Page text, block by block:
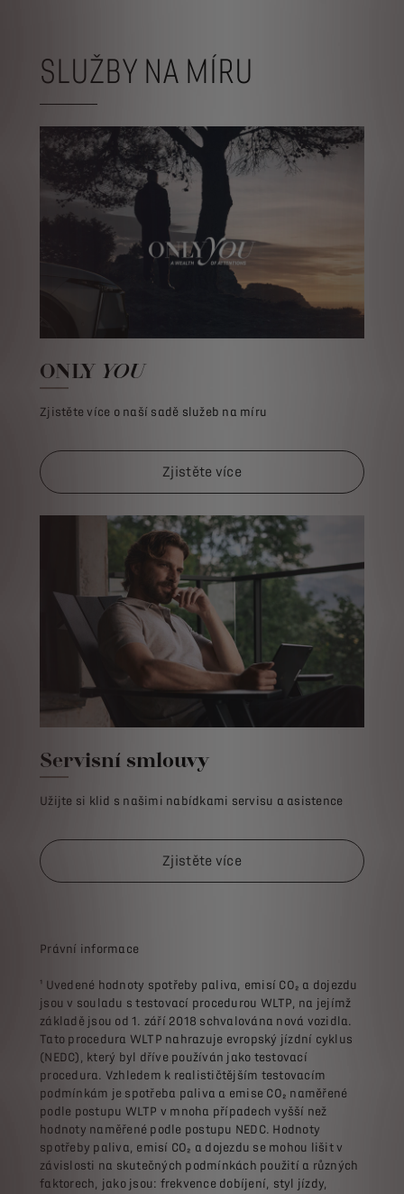
SLUŽBY NA MÍRU
ONLY YOU
Zjistěte více o naší sadě služeb na míru
Zjistěte více
Servisní smlouvy
Užijte si klid s našimi nabídkami servisu a asistence
Zjistěte více
Právní informace
¹ Uvedené hodnoty spotřeby paliva, emisí CO₂ a dojezdu
jsou v souladu s testovací procedurou WLTP, na jejímž
základě jsou od 1. září 2018 schvalována nová vozidla.
Tato procedura WLTP nahrazuje evropský jízdní cyklus
(NEDC), který byl dříve používán jako testovací
procedura. Vzhledem k realističtějším testovacím
podmínkám je spotřeba paliva a emise CO₂ naměřené
podle postupu WLTP v mnoha případech vyšší než
hodnoty naměřené podle postupu NEDC. Hodnoty
spotřeby paliva, emisí CO₂ a dojezdu se mohou lišit v
závislosti na skutečných podmínkách použití a různých
faktorech, jako jsou: frekvence dobíjení, styl jízdy,